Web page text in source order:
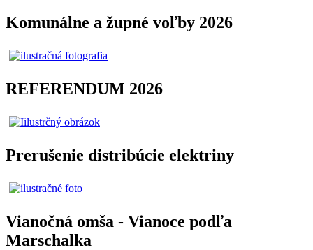
Komunálne a župné voľby 2026
REFERENDUM 2026
Prerušenie distribúcie elektriny
Vianočná omša - Vianoce podľa
Marschalka